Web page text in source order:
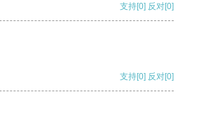
支持[0] 反对[0]
支持[0] 反对[0]